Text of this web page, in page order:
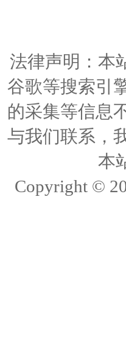
法律声明：本
谷歌等搜索引
的采集等信息
与我们联系，
本
Copyright ©